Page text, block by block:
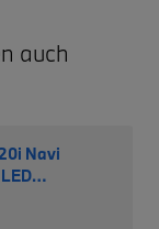
auch
Navi